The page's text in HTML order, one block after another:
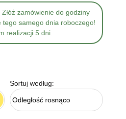
zamówienie do godziny
tego samego dnia roboczego!
realizacji 5 dni.
Sortuj według:
Odległość rosnąco